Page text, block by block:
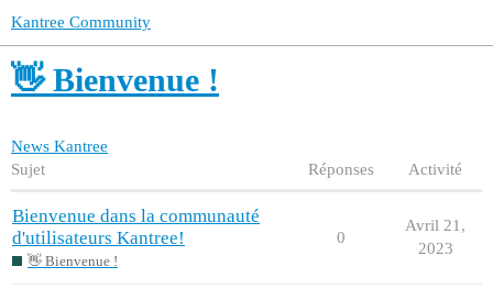
Kantree Community
👋 Bienvenue !
News Kantree
Sujet
Réponses Activité
Bienvenue dans la communauté
d'utilisateurs Kantree!
👋 Bienvenue !
0
Avril 21,
2023